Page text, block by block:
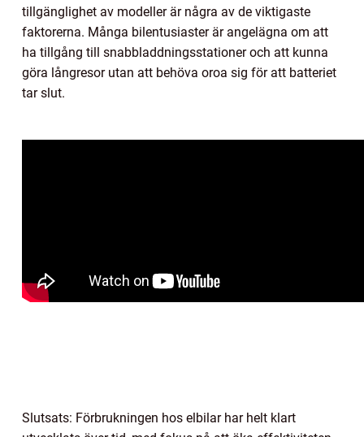
tillgänglighet av modeller är några av de viktigaste
faktorerna. Många bilentusiaster är angelägna om att
ha tillgång till snabbladdningsstationer och att kunna
göra långresor utan att behöva oroa sig för att batteriet
tar slut.
Slutsats: Förbrukningen hos elbilar har helt klart